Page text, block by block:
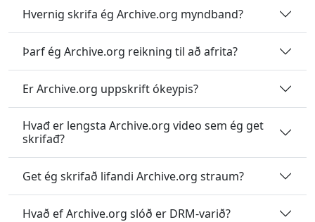
Hvernig skrifa ég Archive.org myndband?
Þarf ég Archive.org reikning til að afrita?
Er Archive.org uppskrift ókeypis?
Hvađ er lengsta Archive.org video sem ég get
skrifađ?
Get ég skrifað lifandi Archive.org straum?
Hvað ef Archive.org slóð er DRM-varið?